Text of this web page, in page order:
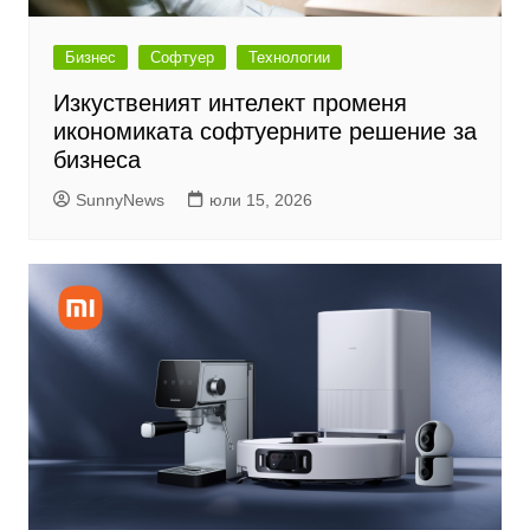
Бизнес Софтуер Технологии
Изкуственият интелект променя
икономиката софтуерните решение за
бизнеса
SunnyNews юли 15, 2026